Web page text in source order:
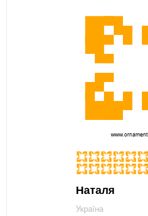
Наталя
Україна